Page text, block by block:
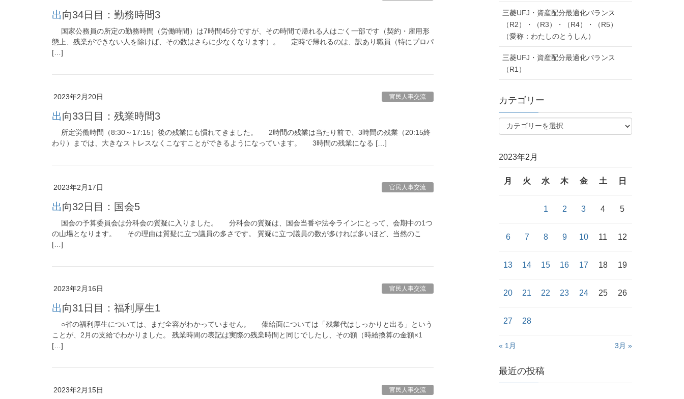
出向34日目：勤務時間3
国家公務員の所定の勤務時間（労働時間）は7時間45分ですが、その時間で帰れる人はごく一部です（契約・雇用形
態上、残業ができない人を除けば、その数はさらに少なくなります）。 定時で帰れるのは、訳あり職員（特にプロパ
[…]
2023年2月20日 官民人事交流
出向33日目：残業時間3
所定労働時間（8:30～17:15）後の残業にも慣れてきました。 2時間の残業は当たり前で、3時間の残業（20:15終
わり）までは、大きなストレスなくこなすことができるようになっています。 3時間の残業になる […]
2023年2月17日 官民人事交流
出向32日目：国会5
国会の予算委員会は分科会の質疑に入りました。 分科会の質疑は、国会当番や法令ラインにとって、会期中の1つ
の山場となります。 その理由は質疑に立つ議員の多さです。 質疑に立つ議員の数が多ければ多いほど、当然のこ
[…]
2023年2月16日 官民人事交流
出向31日目：福利厚生1
○省の福利厚生については、まだ全容がわかっていません。 俸給面については「残業代はしっかりと出る」という
ことが、2月の支給でわかりました。 残業時間の表記は実際の残業時間と同じでしたし、その額（時給換算の金額×1
[…]
2023年2月15日 官民人事交流
三菱UFJ・資産配分最適化バランス
（R2）・（R3）・（R4）・（R5）
（愛称：わたしのとうしん）
三菱UFJ・資産配分最適化バランス
（R1）
カテゴリー
2023年2月
月 火 水 木 金 土 日
1 2 3 4 5
6 7 8 9 10 11 12
13 14 15 16 17 18 19
20 21 22 23 24 25 26
27 28
« 1月 3月 »
最近の投稿